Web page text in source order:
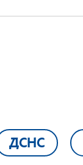
ДСНС